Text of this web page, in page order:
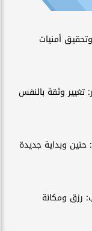
أمنيات
تغيير وثقة بالنفس
وبداية جديدة
رزق ومكانة